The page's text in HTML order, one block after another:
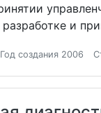
и
Год создания 2006